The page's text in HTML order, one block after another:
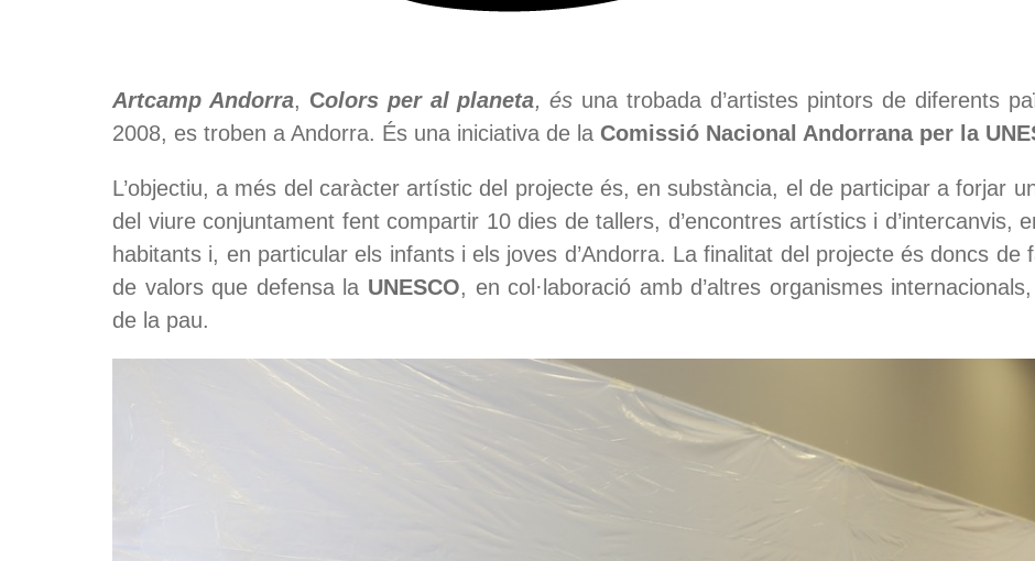
Artcamp Andorra, Colors per al planeta, és una trobada d’artistes pintors de diferents
2008, es troben a Andorra. És una iniciativa de la Comissió Nacional Andorrana per la
L’objectiu, a més del caràcter artístic del projecte és, en substància, el de participar a forjar
del viure conjuntament fent compartir 10 dies de tallers, d’encontres artístics i d’intercanvis,
habitants i, en particular els infants i els joves d’Andorra. La finalitat del projecte és doncs de
de valors que defensa la UNESCO, en col·laboració amb d’altres organismes
de la pau.